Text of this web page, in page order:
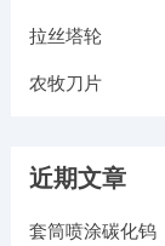
拉丝塔轮
农牧刀片
近期文章
套筒喷涂碳化钨